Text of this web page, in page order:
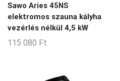
Sawo Aries 45NS
elektromos szauna kályha
vezérlés nélkül 4,5 kW
115 080 Ft